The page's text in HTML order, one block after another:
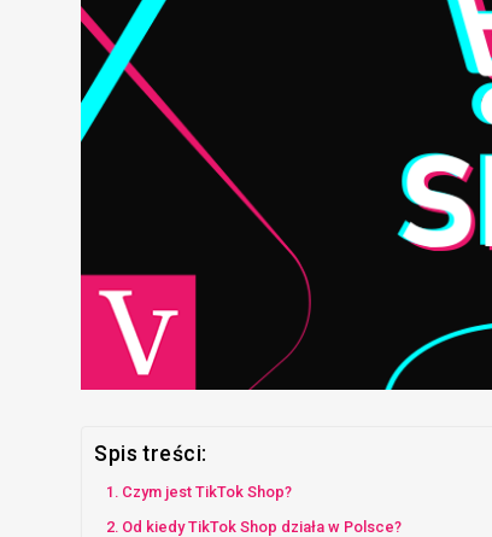
Spis treści:
Czym jest TikTok Shop?
Od kiedy TikTok Shop działa w Polsce?